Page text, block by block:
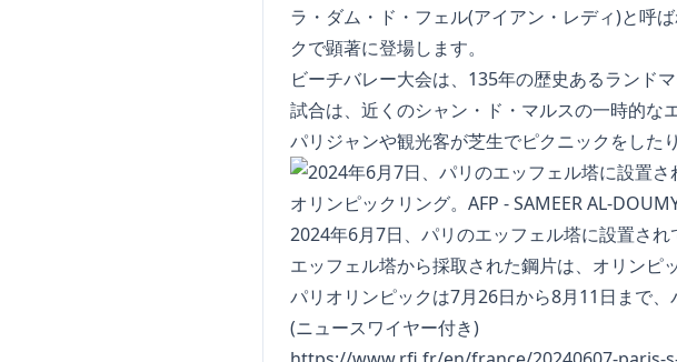
ラ・ダム・ド・フェル(アイアン・レディ)と呼
クで顕著に登場します。
ビーチバレー大会は、135年の歴史あるランド
試合は、近くのシャン・ド・マルスの一時的な
パリジャンや観光客が芝生でピクニックをした
2024年6月7日、パリのエッフェル塔に設置さ
エッフェル塔から採取された鋼片は、オリンピ
パリオリンピックは7月26日から8月11日まで
(ニュースワイヤー付き)